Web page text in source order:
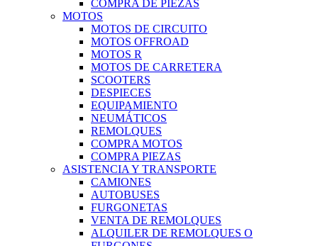
COMPRA DE PIEZAS
MOTOS
MOTOS DE CIRCUITO
MOTOS OFFROAD
MOTOS R
MOTOS DE CARRETERA
SCOOTERS
DESPIECES
EQUIPAMIENTO
NEUMÁTICOS
REMOLQUES
COMPRA MOTOS
COMPRA PIEZAS
ASISTENCIA Y TRANSPORTE
CAMIONES
AUTOBUSES
FURGONETAS
VENTA DE REMOLQUES
ALQUILER DE REMOLQUES O